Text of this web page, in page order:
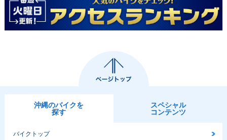
沖縄のバイクを
探す
スペシャル
コンテンツ
バイクトップ